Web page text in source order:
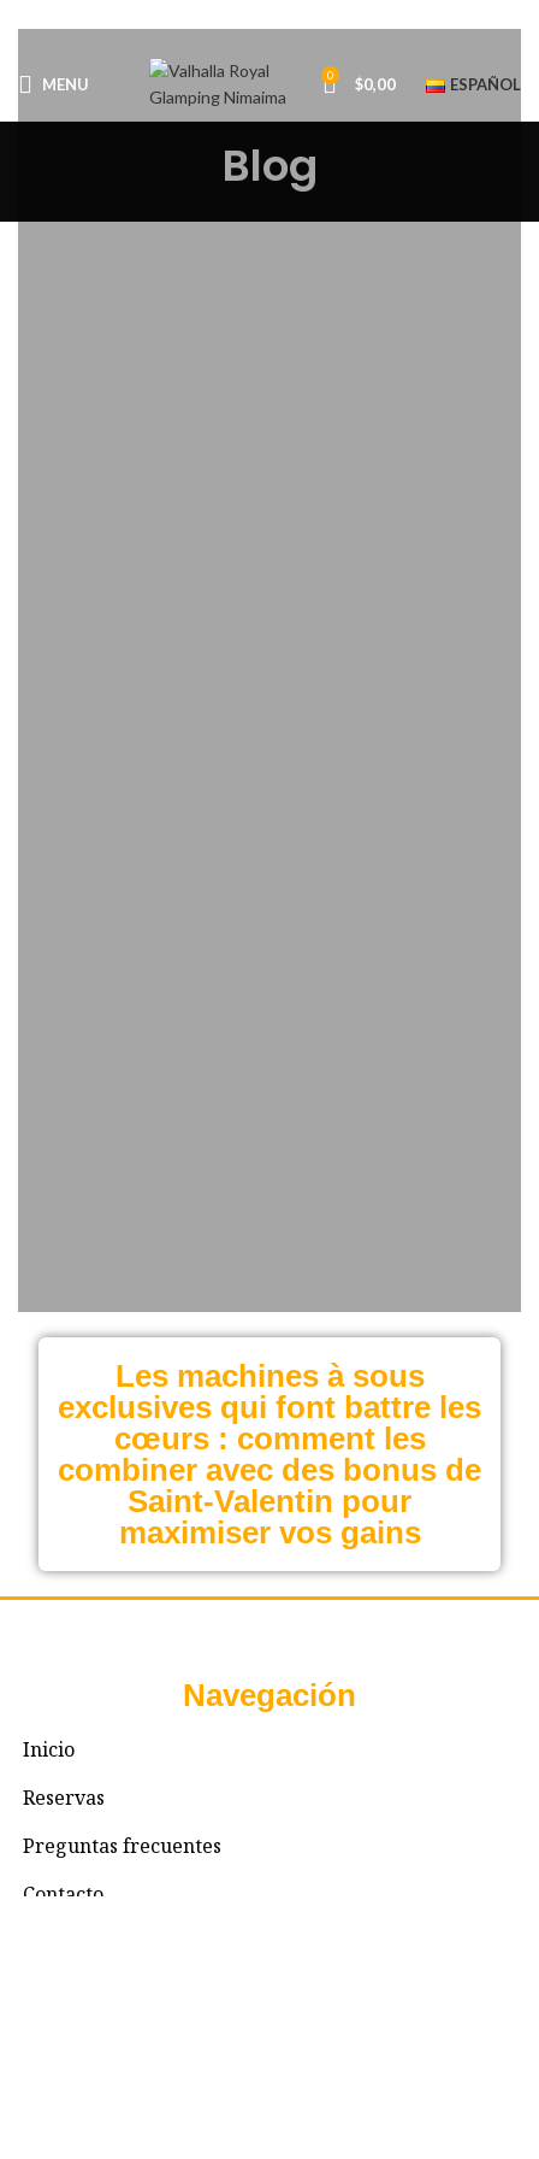
MENU 0 $0,00 ESPAÑOL
Blog
Les machines à sous
exclusives qui font battre les
cœurs : comment les
combiner avec des bonus de
Saint‑Valentin pour
maximiser vos gains
Navegación
Inicio
Reservas
Preguntas frecuentes
Contacto